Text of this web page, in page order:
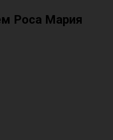
Роса Мария